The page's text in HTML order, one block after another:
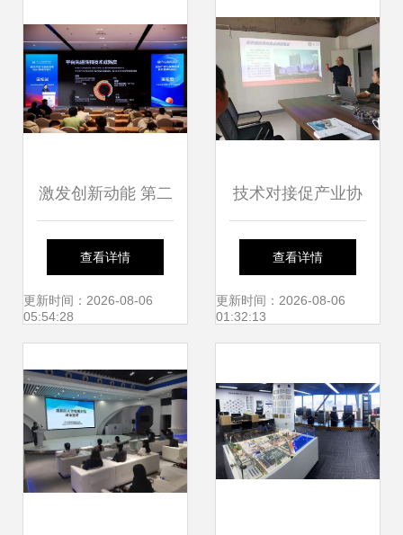
发与咨询协同赋能
激发创新动能 第二
十七届全国发明展
览会暨“一带一
发展大赛在石家庄
开幕
查看详情
更新时间：2026-08-06
05:54:28
技术对接促产业协
同的深度观察
查看详情
更新时间：2026-08-06
01:32:13